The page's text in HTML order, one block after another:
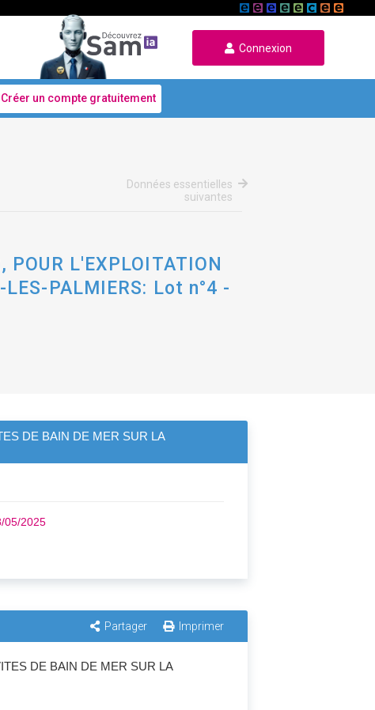
Connexion
Créer un compte gratuitement
Données essentielles
suivantes
POUR L'EXPLOITATION
LES-PALMIERS: Lot n°4 -
DE BAIN DE MER SUR LA
05/2025
Partager Imprimer
DE BAIN DE MER SUR LA